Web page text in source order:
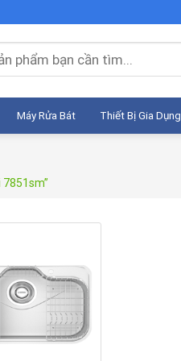
Máy Rửa Bát Thiết Bị Gia Dụng